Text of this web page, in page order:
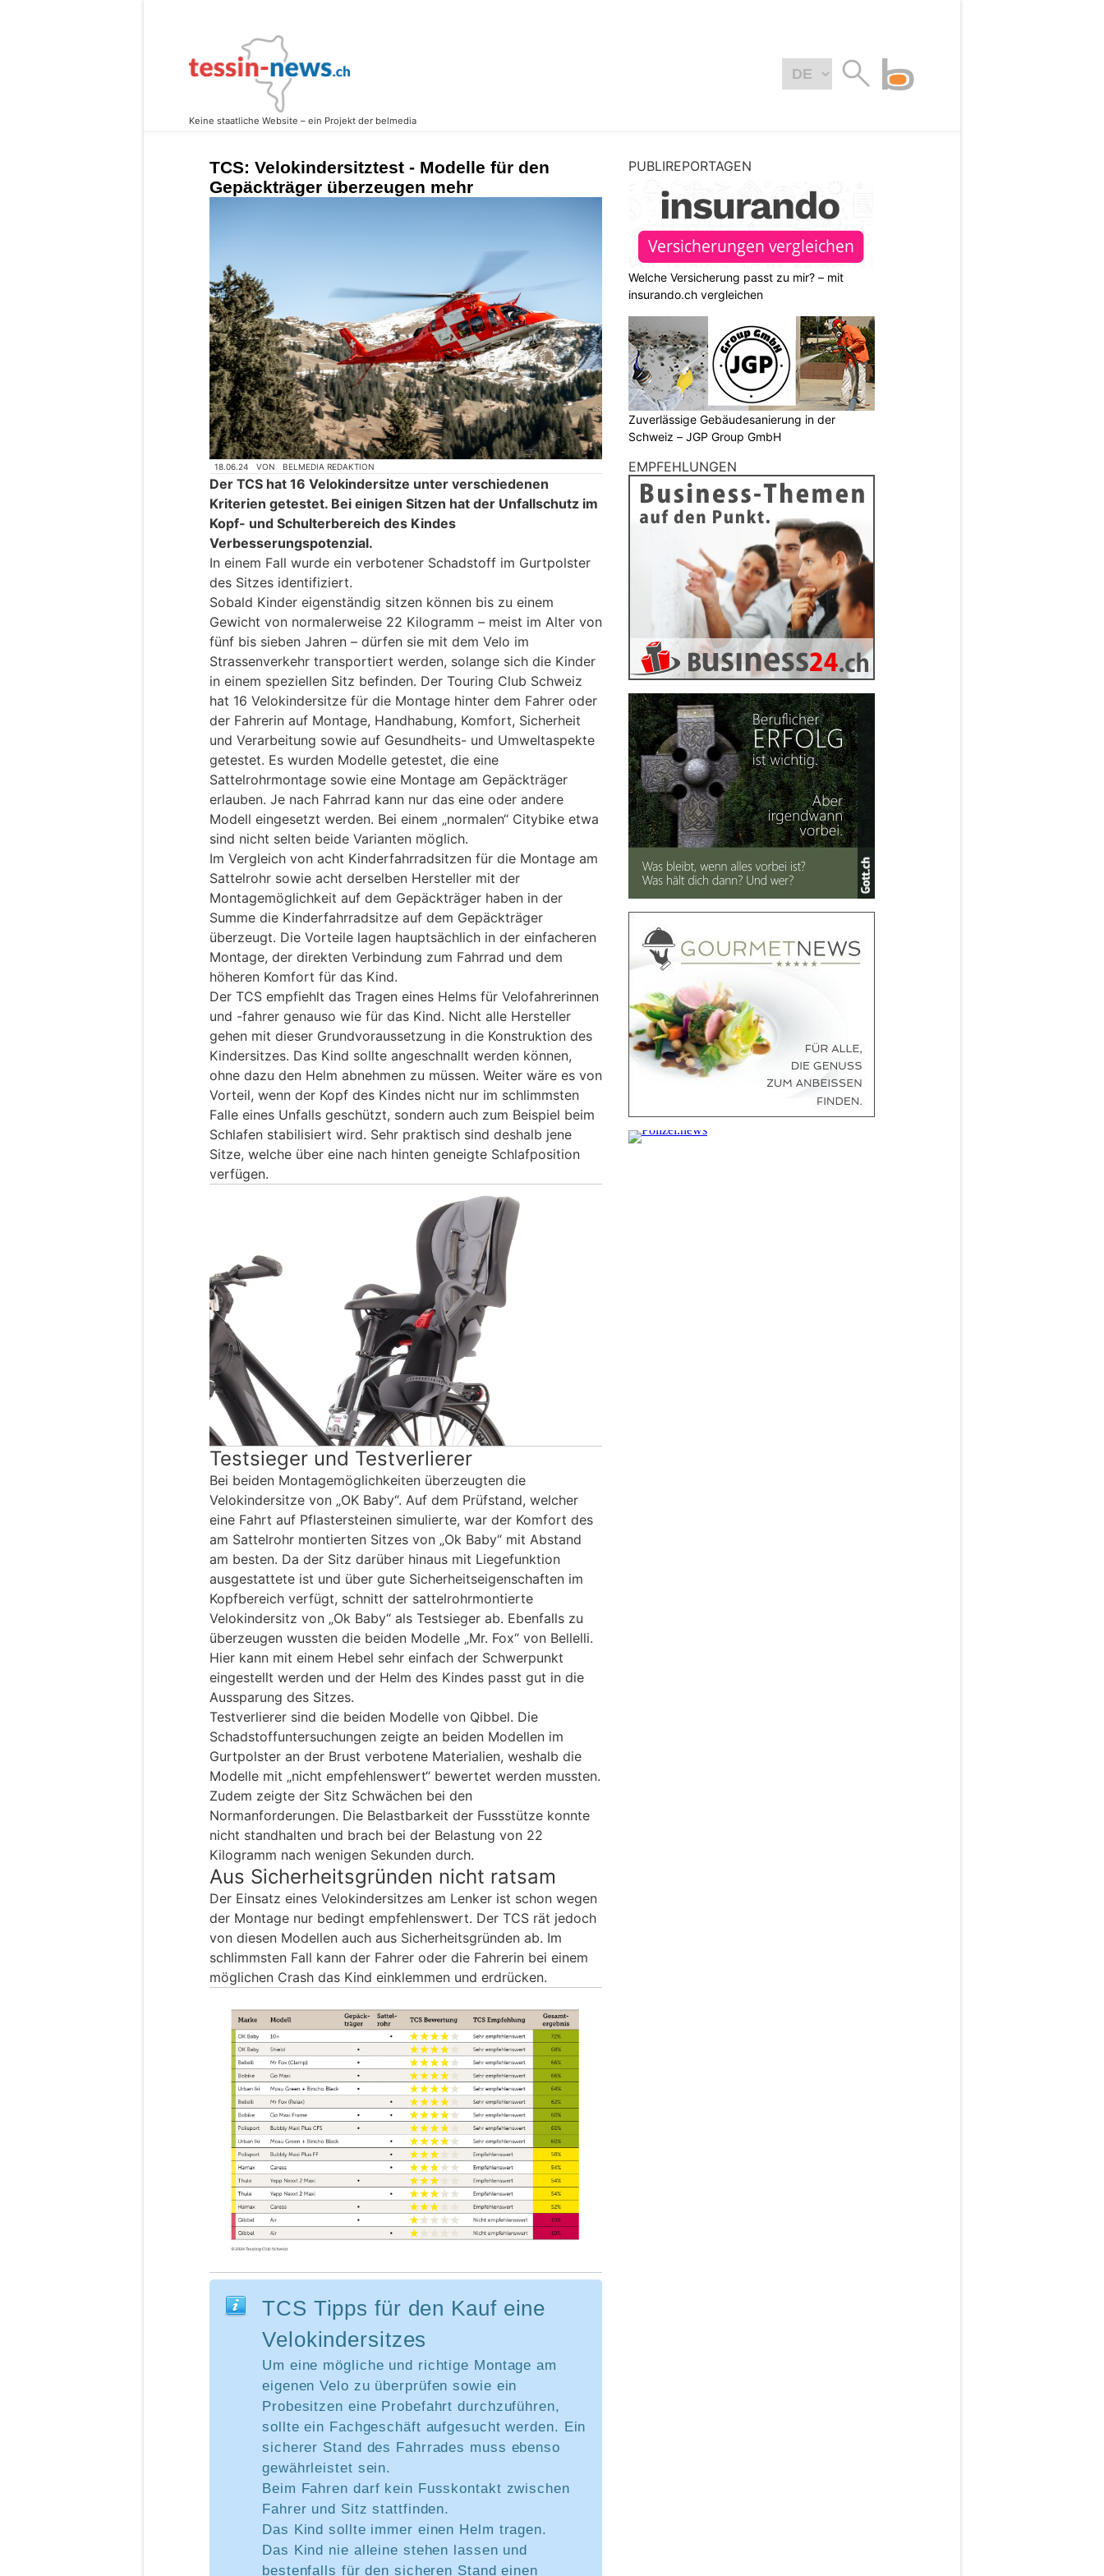
TCS: Velokindersitztest - Modelle für den
Gepäckträger überzeugen mehr
18.06.24 VON BELMEDIA REDAKTION
Der TCS hat 16 Velokindersitze unter verschiedenen
Kriterien getestet. Bei einigen Sitzen hat der Unfallschutz im
Kopf- und Schulterbereich des Kindes
Verbesserungspotenzial.
In einem Fall wurde ein verbotener Schadstoff im Gurtpolster
des Sitzes identifiziert.
Sobald Kinder eigenständig sitzen können bis zu einem
Gewicht von normalerweise 22 Kilogramm – meist im Alter von
fünf bis sieben Jahren – dürfen sie mit dem Velo im
Strassenverkehr transportiert werden, solange sich die Kinder
in einem speziellen Sitz befinden. Der Touring Club Schweiz
hat 16 Velokindersitze für die Montage hinter dem Fahrer oder
der Fahrerin auf Montage, Handhabung, Komfort, Sicherheit
und Verarbeitung sowie auf Gesundheits- und Umweltaspekte
getestet. Es wurden Modelle getestet, die eine
Sattelrohrmontage sowie eine Montage am Gepäckträger
erlauben. Je nach Fahrrad kann nur das eine oder andere
Modell eingesetzt werden. Bei einem „normalen“ Citybike etwa
sind nicht selten beide Varianten möglich.
Im Vergleich von acht Kinderfahrradsitzen für die Montage am
Sattelrohr sowie acht derselben Hersteller mit der
Montagemöglichkeit auf dem Gepäckträger haben in der
Summe die Kinderfahrradsitze auf dem Gepäckträger
überzeugt. Die Vorteile lagen hauptsächlich in der einfacheren
Montage, der direkten Verbindung zum Fahrrad und dem
höheren Komfort für das Kind.
Der TCS empfiehlt das Tragen eines Helms für Velofahrerinnen
und -fahrer genauso wie für das Kind. Nicht alle Hersteller
gehen mit dieser Grundvoraussetzung in die Konstruktion des
Kindersitzes. Das Kind sollte angeschnallt werden können,
ohne dazu den Helm abnehmen zu müssen. Weiter wäre es von
Vorteil, wenn der Kopf des Kindes nicht nur im schlimmsten
Falle eines Unfalls geschützt, sondern auch zum Beispiel beim
Schlafen stabilisiert wird. Sehr praktisch sind deshalb jene
Sitze, welche über eine nach hinten geneigte Schlafposition
verfügen.
Testsieger und Testverlierer
Bei beiden Montagemöglichkeiten überzeugten die
Velokindersitze von „OK Baby“. Auf dem Prüfstand, welcher
eine Fahrt auf Pflastersteinen simulierte, war der Komfort des
am Sattelrohr montierten Sitzes von „Ok Baby“ mit Abstand
am besten. Da der Sitz darüber hinaus mit Liegefunktion
ausgestattete ist und über gute Sicherheitseigenschaften im
Kopfbereich verfügt, schnitt der sattelrohrmontierte
Velokindersitz von „Ok Baby“ als Testsieger ab. Ebenfalls zu
überzeugen wussten die beiden Modelle „Mr. Fox“ von Bellelli.
Hier kann mit einem Hebel sehr einfach der Schwerpunkt
eingestellt werden und der Helm des Kindes passt gut in die
Aussparung des Sitzes.
Testverlierer sind die beiden Modelle von Qibbel. Die
Schadstoffuntersuchungen zeigte an beiden Modellen im
Gurtpolster an der Brust verbotene Materialien, weshalb die
Modelle mit „nicht empfehlenswert“ bewertet werden mussten.
Zudem zeigte der Sitz Schwächen bei den
Normanforderungen. Die Belastbarkeit der Fussstütze konnte
nicht standhalten und brach bei der Belastung von 22
Kilogramm nach wenigen Sekunden durch.
Aus Sicherheitsgründen nicht ratsam
Der Einsatz eines Velokindersitzes am Lenker ist schon wegen
der Montage nur bedingt empfehlenswert. Der TCS rät jedoch
von diesen Modellen auch aus Sicherheitsgründen ab. Im
schlimmsten Fall kann der Fahrer oder die Fahrerin bei einem
möglichen Crash das Kind einklemmen und erdrücken.
TCS Tipps für den Kauf eine
Velokindersitzes
Um eine mögliche und richtige Montage am
eigenen Velo zu überprüfen sowie ein
Probesitzen eine Probefahrt durchzuführen,
sollte ein Fachgeschäft aufgesucht werden. Ein
sicherer Stand des Fahrrades muss ebenso
gewährleistet sein.
Beim Fahren darf kein Fusskontakt zwischen
Fahrer und Sitz stattfinden.
Das Kind sollte immer einen Helm tragen.
Das Kind nie alleine stehen lassen und
bestenfalls für den sicheren Stand einen
PUBLIREPORTAGEN
Welche Versicherung passt zu mir? – mit
insurando.ch vergleichen
Zuverlässige Gebäudesanierung in der
Schweiz – JGP Group GmbH
EMPFEHLUNGEN